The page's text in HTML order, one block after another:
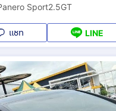
Sport2.5GT
แชท LINE